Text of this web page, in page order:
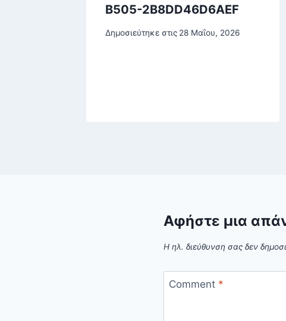
B505-2B8DD46D6AEF
Δημοσιεύτηκε στις 28 Μαΐου, 2026
Αφήστε μια
Η ηλ. διεύθυνση σας δεν
Comment *